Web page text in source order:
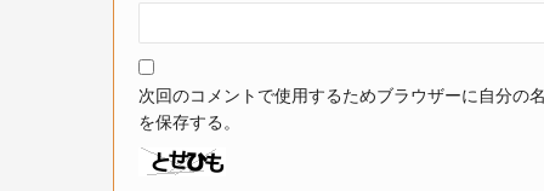
次回のコメントで使用するためブラウザーに自分の
を保存する。